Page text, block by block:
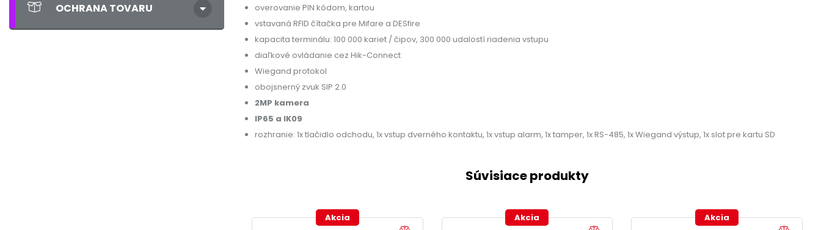
OCHRANA TOVARU
overovanie PIN kódom, kartou
vstavaná RFID čítačka pre Mifare a DESfire
kapacita terminálu: 100 000 kariet / čipov, 300 000 udalostí riadenia vstupu
diaľkové ovládanie cez Hik-Connect
Wiegand protokol
obojsnerný zvuk SIP 2.0
2MP kamera
IP65 a IK09
rozhranie: 1x tlačidlo odchodu, 1x vstup dverného kontaktu, 1x vstup alarm, 1x tamper, 1x RS-485, 1x Wiegand výstup, 1x slot pre kartu SD
Súvisiace produkty
Akcia Akcia Akcia